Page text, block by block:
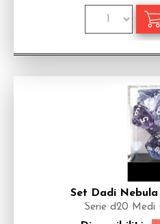
Set Dadi
Serie d20 Medi